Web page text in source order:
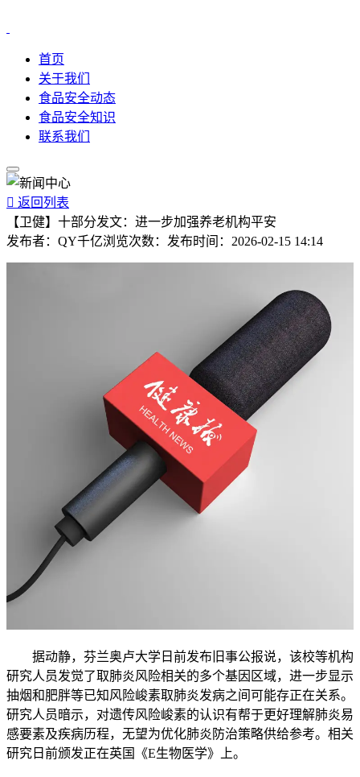
首页
关于我们
食品安全动态
食品安全知识
联系我们
 返回列表
【卫健】十部分发文：进一步加强养老机构平安
发布者： QY千亿浏览次数： 发布时间： 2026-02-15 14:14
据动静，芬兰奥卢大学日前发布旧事公报说，该校等机构
研究人员发觉了取肺炎风险相关的多个基因区域，进一步显示
抽烟和肥胖等已知风险峻素取肺炎发病之间可能存正在关系。
研究人员暗示，对遗传风险峻素的认识有帮于更好理解肺炎易
感要素及疾病历程，无望为优化肺炎防治策略供给参考。相关
研究日前颁发正在英国《E生物医学》上。